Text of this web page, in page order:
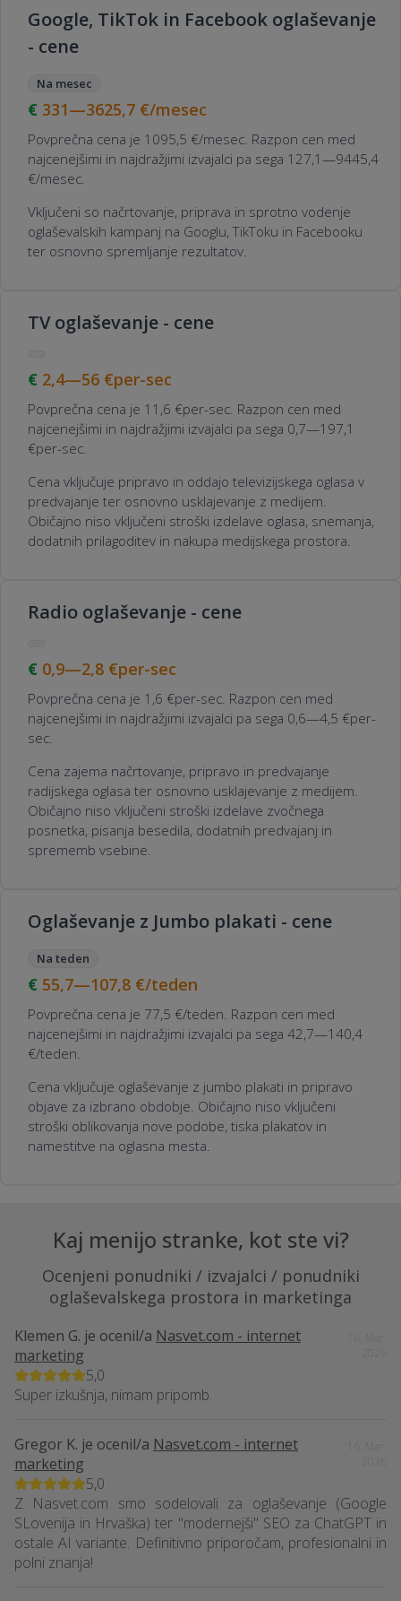
Google, TikTok in Facebook oglaševanje
- cene
Na mesec
331—3625,7 €/mesec
Povprečna cena je 1095,5 €/mesec. Razpon cen med
najcenejšimi in najdražjimi izvajalci pa sega 127,1—9445,4
€/mesec.
Vključeni so načrtovanje, priprava in sprotno vodenje
oglaševalskih kampanj na Googlu, TikToku in Facebooku
ter osnovno spremljanje rezultatov.
TV oglaševanje - cene
2,4—56 €per-sec
Povprečna cena je 11,6 €per-sec. Razpon cen med
najcenejšimi in najdražjimi izvajalci pa sega 0,7—197,1
€per-sec.
Cena vključuje pripravo in oddajo televizijskega oglasa v
predvajanje ter osnovno usklajevanje z medijem.
Običajno niso vključeni stroški izdelave oglasa, snemanja,
dodatnih prilagoditev in nakupa medijskega prostora.
Radio oglaševanje - cene
0,9—2,8 €per-sec
Povprečna cena je 1,6 €per-sec. Razpon cen med
najcenejšimi in najdražjimi izvajalci pa sega 0,6—4,5 €per-
sec.
Cena zajema načrtovanje, pripravo in predvajanje
radijskega oglasa ter osnovno usklajevanje z medijem.
Običajno niso vključeni stroški izdelave zvočnega
posnetka, pisanja besedila, dodatnih predvajanj in
sprememb vsebine.
Oglaševanje z Jumbo plakati - cene
Na teden
55,7—107,8 €/teden
Povprečna cena je 77,5 €/teden. Razpon cen med
najcenejšimi in najdražjimi izvajalci pa sega 42,7—140,4
€/teden.
Cena vključuje oglaševanje z jumbo plakati in pripravo
objave za izbrano obdobje. Običajno niso vključeni
stroški oblikovanja nove podobe, tiska plakatov in
namestitve na oglasna mesta.
Kaj menijo stranke, kot ste vi?
Ocenjeni ponudniki / izvajalci / ponudniki
oglaševalskega prostora in marketinga
Klemen G. je ocenil/a Nasvet.com - internet
marketing
5,0
Super izkušnja, nimam pripomb.
Gregor K. je ocenil/a Nasvet.com - internet
marketing
5,0
Z Nasvet.com smo sodelovali za oglaševanje (Google
SLovenija in Hrvaška) ter "modernejši" SEO za ChatGPT in
ostale AI variante. Definitivno priporočam, profesionalni in
polni znanja!